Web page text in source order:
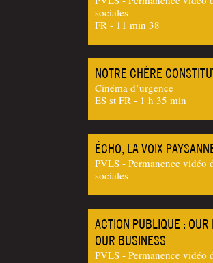
sociales
FR - 11 min 38
NOTRE CHÈRE
Cinéma d’urgence
ES st FR - 1 h 35 min
ÉCHO, LA VOIX
PVLS - Permanence vidéo
sociales
ACTION PUBLIQUE : OUR
OUR BUSINESS
PVLS - Permanence vidéo